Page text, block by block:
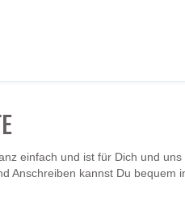
einfach und ist für Dich und uns
Anschreiben kannst Du bequem